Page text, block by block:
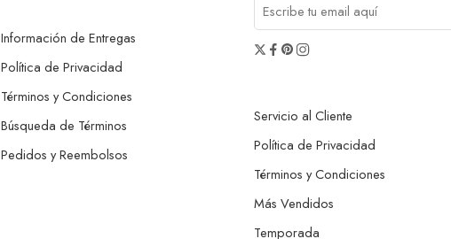
Información de Entregas
Política de Privacidad
Términos y Condiciones
Búsqueda de Términos
Pedidos y Reembolsos
Servicio al Cliente
Política de Privacidad
Términos y Condiciones
Más Vendidos
Temporada